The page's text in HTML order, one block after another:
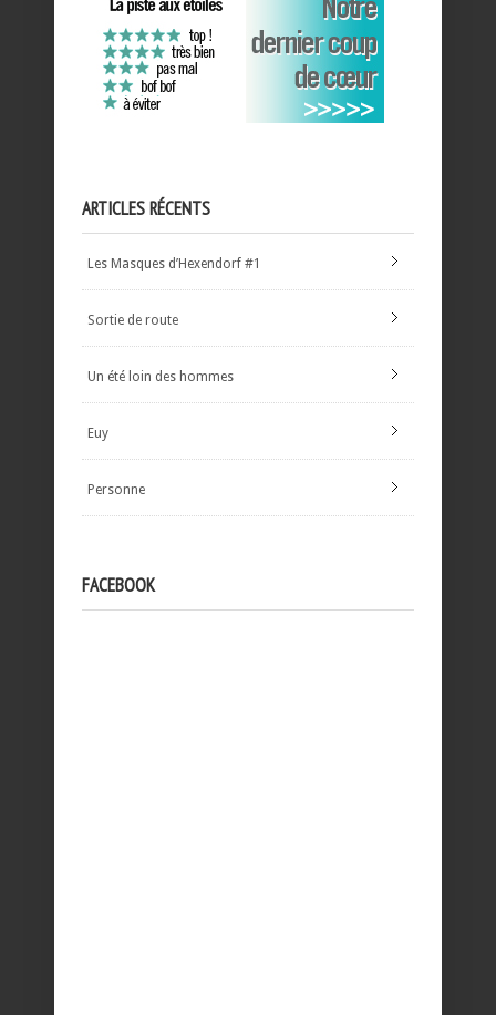
ARTICLES RÉCENTS
Les Masques d’Hexendorf #1
Sortie de route
Un été loin des hommes
Euy
Personne
FACEBOOK